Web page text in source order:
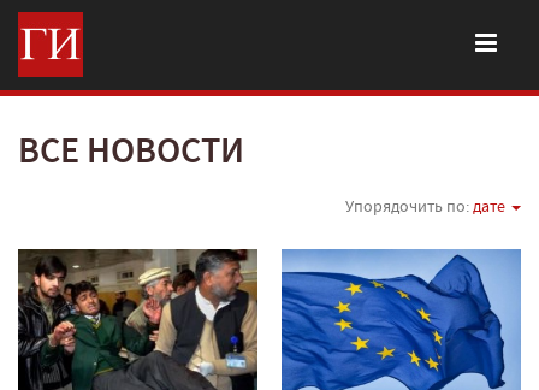
ВСЕ НОВОСТИ
Упорядочить по:дате